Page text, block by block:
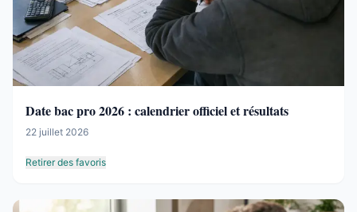
Date bac pro 2026 : calendrier officiel et résultats
22 juillet 2026
Retirer des favoris